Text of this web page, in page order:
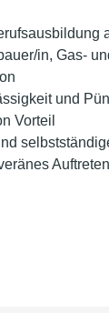
in, Gas-
und
Vorteil
Auftreten